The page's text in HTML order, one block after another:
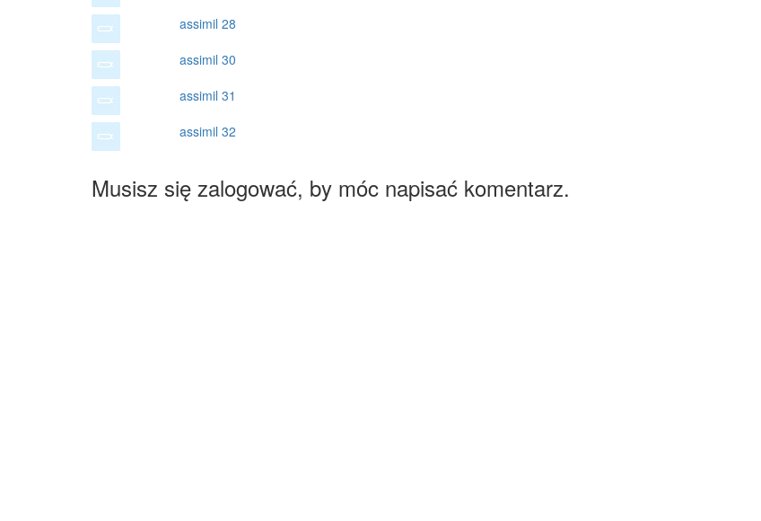
assimil 28
assimil 30
assimil 31
assimil 32
Musisz się zalogować, by móc napisać komentarz.